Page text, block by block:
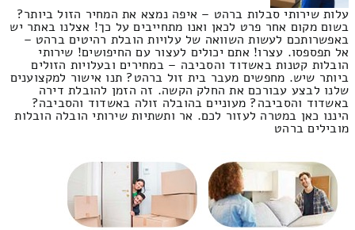
עלות שירותי סבלות ברהט – איפה נמצא את המחיר הזול ביותר?
בשום מקום אחר פרט לכאן ואנו מתחייבים על כך! אצלנו באתר יש
באפשרותכם לעשות השוואה של עלויות הובלת רהיטים ברהט –
אל תפספסו. עצרו! אתם יכולים לעצור עם החיפושים! שירותי
הובלות קטנות באשדוד והסביבה – במחירים ובעלויות הזולים
ביותר שיש. מחפשים מעבר בית זול ברהט? תנו אישור למקצוענים
שלנו לבצע עבורכם את החלק הקשה. זה הזמן להובלת דירה
באשדוד והסביבה? מעוניים בהובלה זולה באשדוד והסביבה?
היננו כאן במטרה לעזור לכם. אר ותשתיות שירותי הובלה הובלות
מובילים ברהט